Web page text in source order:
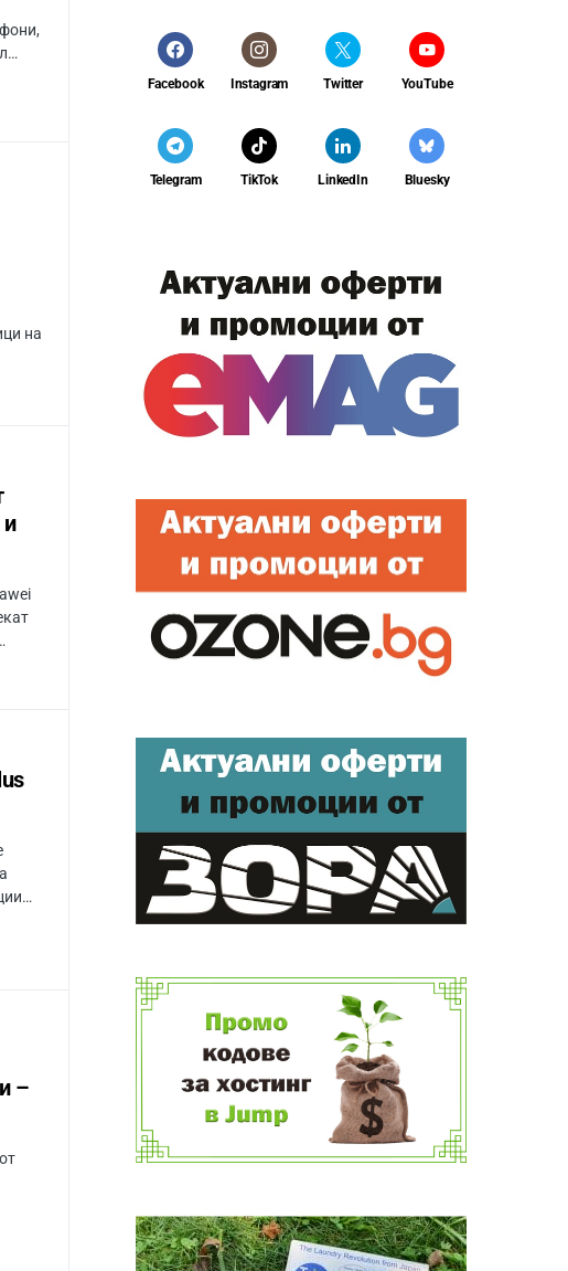
на
–
Facebook Instagram Twitter YouTube
Telegram TikTok LinkedIn Bluesky